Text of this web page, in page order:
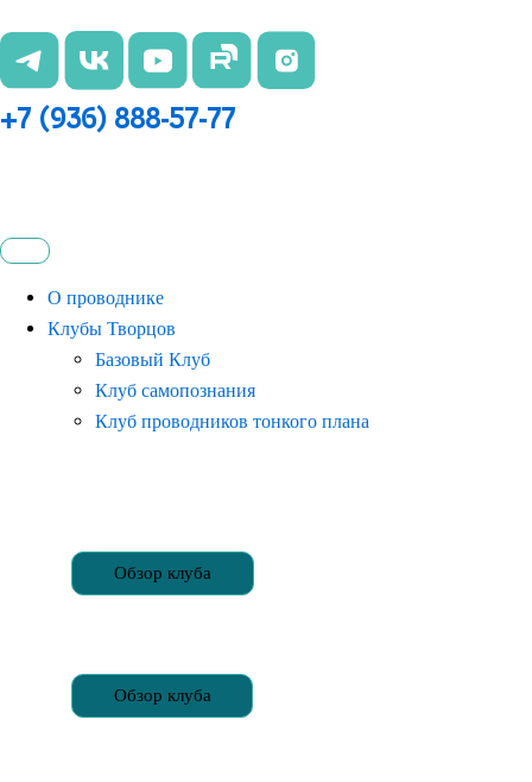
к
содержимому
+7 (936) 888-57-77
О проводнике
Клубы Творцов
Базовый Клуб
Клуб самопознания
Клуб проводников тонкого плана
Обзор клуба
Обзор клуба